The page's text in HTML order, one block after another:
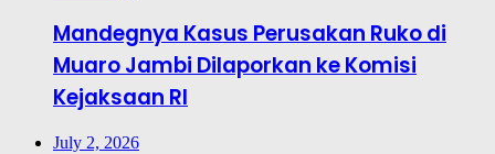
Mandegnya Kasus Perusakan Ruko di
Muaro Jambi Dilaporkan ke Komisi
Kejaksaan RI
July 2, 2026